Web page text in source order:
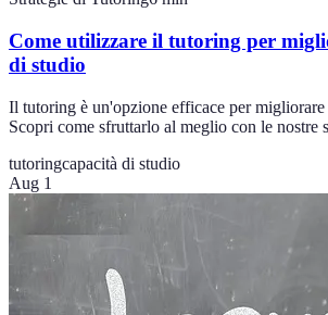
Come utilizzare il tutoring per
di studio
Il tutoring è un'opzione efficace per
Scopri come sfruttarlo al meglio con le nostre
tutoringcapacità di studio
Aug 1